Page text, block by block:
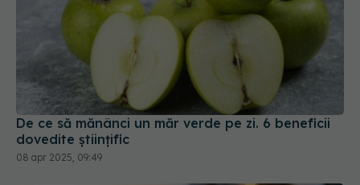
De ce să mănânci un măr verde pe zi. 6 beneficii
dovedite științific
08 apr 2025, 09:49